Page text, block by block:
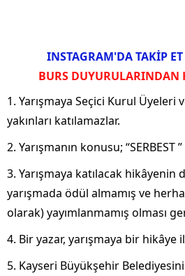
INSTAGRAM'DA TAKİP ET
BURS DUYURULARINDAN
1. Yarışmaya Seçici Kurul Üyeleri
yakınları katılamazlar.
2. Yarışmanın konusu;
3. Yarışmaya katılacak hikâyenin
yarışmada ödül almamış ve
olarak) yayımlanmamış olması
4. Bir yazar, yarışmaya bir hikâye
5. Kayseri Büyükşehir